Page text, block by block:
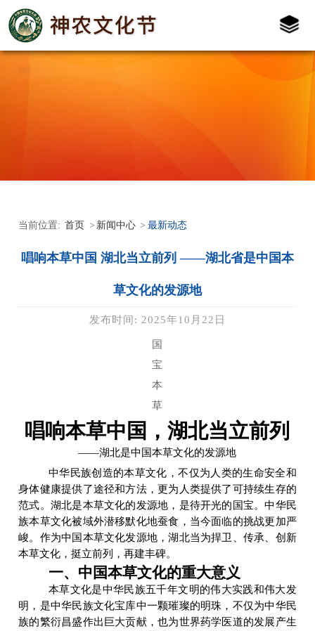
当前位置: 首页 > 新闻中心 > 最新动态
唱响本草中国 湖北当立前列 ——湖北省是中国本
草文化的发源地
发布时间: 2025年10月22日
国
宝
本
草
唱响本草中国，湖北当立前列
——湖北是中国本草文化的发源地
中华民族创造的本草文化，不仅为人类的生命安全和
身体健康提供了途径和方法，更为人类提供了可持续生存的
范式。湖北是本草文化的发源地，是待开光的国宝。中华民
族本草文化被域外潜移默化地蚕食，当今面临的挑战更加严
峻。作为中国本草文化发源地，湖北当为捍卫、传承、创新
本草文化，挺立前列，再建丰碑。
一、中国本草文化的重大意义
本草文化是中华民族五千年文明的伟大实践和伟大发
明，是中华民族文化宝库中一颗璀璨的明珠，不仅为中华民
族的繁衍昌盛作出巨大贡献，也为世界药学医道的发展产生